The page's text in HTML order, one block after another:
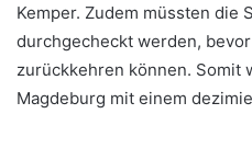
Kemper. Zudem müssten die
durchgecheckt werden,
zurückkehren können. Somit
Magdeburg mit einem